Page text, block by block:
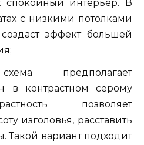
спокойный интерьер. В
с низкими потолками
эффект большей
предполагает
в контрастном серому
позволяет
изголовья, расставить
Такой вариант подходит